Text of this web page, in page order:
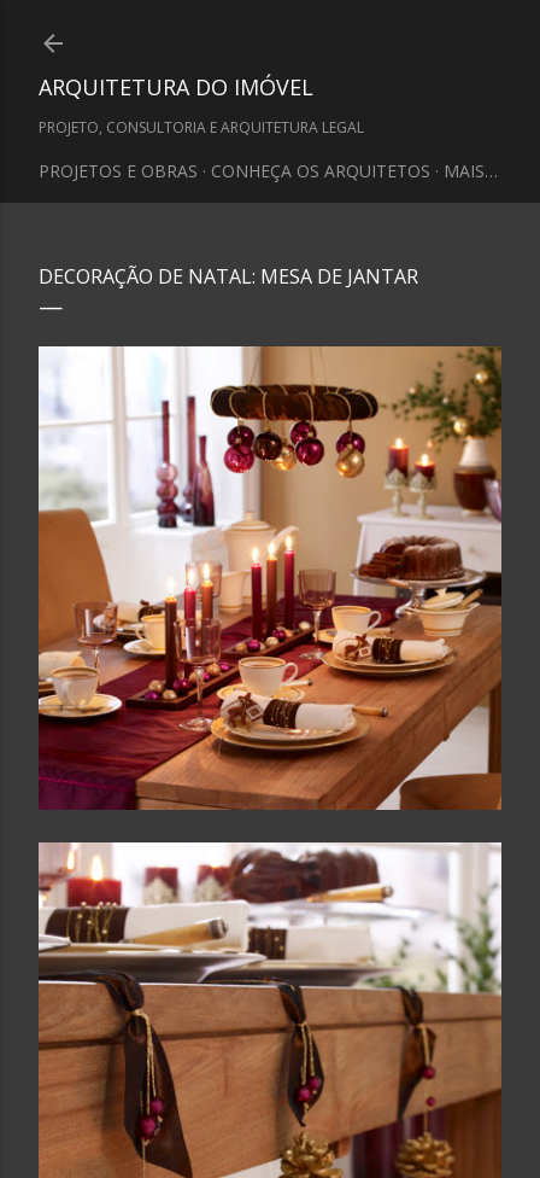
ARQUITETURA DO IMÓVEL
PROJETO, CONSULTORIA E ARQUITETURA LEGAL
PROJETOS E OBRAS CONHEÇA OS ARQUITETOS MAIS…
DECORAÇÃO DE NATAL: MESA DE JANTAR